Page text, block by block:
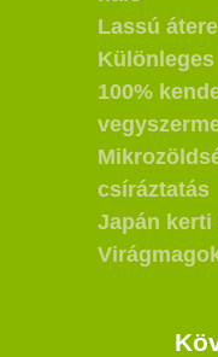
Lassú
100%
csíráztatás
Japán kerti